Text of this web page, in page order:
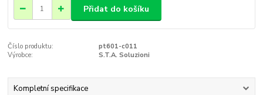
Přidat do košíku
Číslo produktu:
pt601-c011
Výrobce:
S.T.A. Soluzioni
Kompletní specifikace